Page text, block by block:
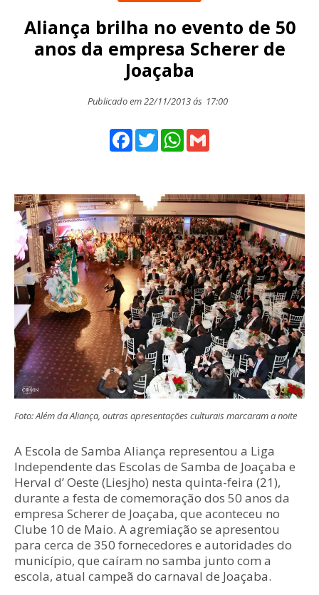
Aliança brilha no evento de 50
anos da empresa Scherer de
Joaçaba
Publicado em 22/11/2013 ás 17:00
Facebook
TwitterWhatsApp
Foto: Além da Aliança, outras apresentações culturais marcaram a noite
A Escola de Samba Aliança representou a Liga
Independente das Escolas de Samba de Joaçaba e
Herval d’ Oeste (Liesjho) nesta quinta-feira (21),
durante a festa de comemoração dos 50 anos da
empresa Scherer de Joaçaba, que aconteceu no
Clube 10 de Maio. A agremiação se apresentou
para cerca de 350 fornecedores e autoridades do
município, que caíram no samba junto com a
escola, atual campeã do carnaval de Joaçaba.